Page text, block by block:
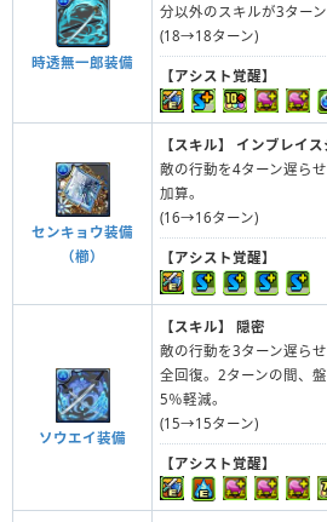
時透無一郎装備
分以外のスキルが3ターン
(18→18ターン)
【アシスト覚醒】
センキョウ装備
（櫛）
【スキル】
インブレイス
敵の行動を4ターン遅ら
加算。
(16→16ターン)
【アシスト覚醒】
ソウエイ装備
【スキル】
隠密
敵の行動を3ターン遅ら
全回復。2ターンの間、
5％軽減。
(15→15ターン)
【アシスト覚醒】